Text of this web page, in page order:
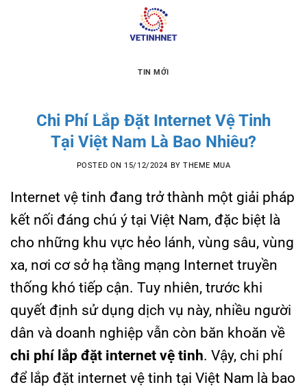
TIN MỚI
Chi Phí Lắp Đặt Internet Vệ Tinh
Tại Việt Nam Là Bao Nhiêu?
POSTED ON 15/12/2024 BYTHEME MUA
Internet vệ tinh đang trở thành một giải pháp
kết nối đáng chú ý tại Việt Nam, đặc biệt là
cho những khu vực hẻo lánh, vùng sâu, vùng
xa, nơi cơ sở hạ tầng mạng Internet truyền
thống khó tiếp cận. Tuy nhiên, trước khi
quyết định sử dụng dịch vụ này, nhiều người
dân và doanh nghiệp vẫn còn băn khoăn về
chi phí lắp đặt internet vệ tinh. Vậy, chi phí
để lắp đặt internet vệ tinh tại Việt Nam là bao